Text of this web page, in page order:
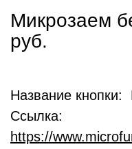
Микрозаем
руб.
Название кнопки:
Ссылка:
https://